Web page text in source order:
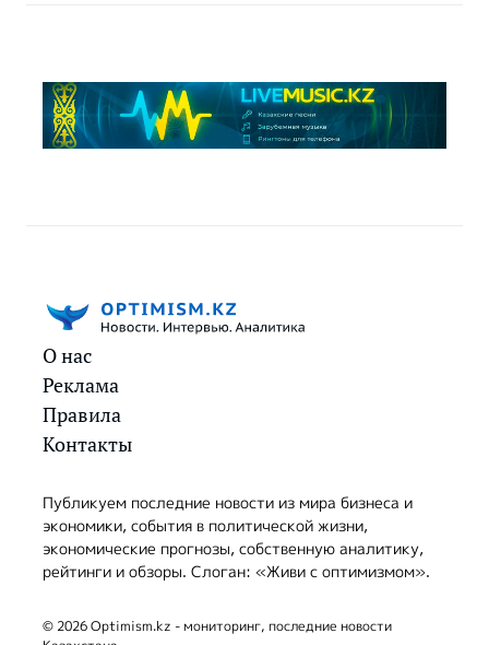
О нас
Реклама
Правила
Контакты
Публикуем последние новости из мира бизнеса и
экономики, события в политической жизни,
экономические прогнозы, собственную аналитику,
рейтинги и обзоры. Слоган: «Живи с оптимизмом».
© 2026 Optimism.kz - мониторинг, последние новости